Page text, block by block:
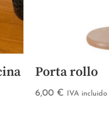
Porta rollo
6,00 € IVA incluido